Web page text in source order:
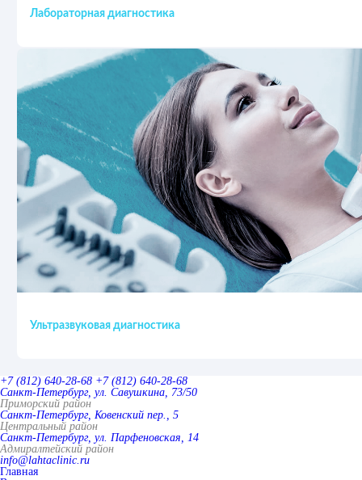
Лабораторная диагностика
Ультразвуковая диагностика
+7 (812) 640-28-68 +7 (812) 640-28-68
Санкт-Петербург, ул. Савушкина, 73/50
Приморский район
Санкт-Петербург, Ковенский пер., 5
Центральный район
Санкт-Петербург, ул. Парфеновская, 14
Адмиралтейский район
info@lahtaclinic.ru
Главная